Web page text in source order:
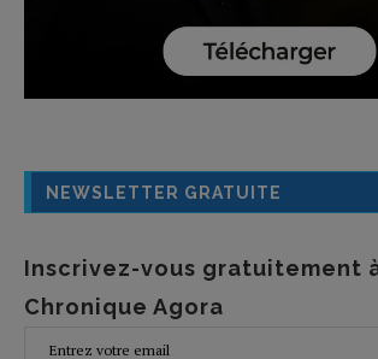
NEWSLETTER GRATUITE
Inscrivez-vous gratuitement
Chronique Agora